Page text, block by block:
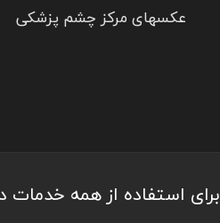
عکسهای مرکز چشم پزشکی
برای استفاده از همه